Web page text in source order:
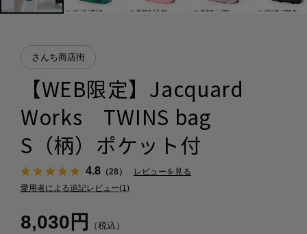
さんち商店街
【WEB限定】Jacquard
Works TWINS bag
S（柄）ポケット付
4.8（28）
レビューを見る
愛用者による追記レビュー(1)
8,030円 （税込）